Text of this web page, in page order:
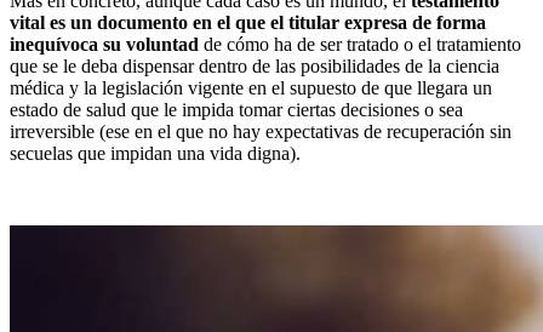
vital es un documento en el que el titular expresa de forma
inequívoca su voluntad de cómo ha de ser tratado o el tratamiento
que se le deba dispensar dentro de las posibilidades de la ciencia
médica y la legislación vigente en el supuesto de que llegara un
estado de salud que le impida tomar ciertas decisiones o sea
irreversible (ese en el que no hay expectativas de recuperación sin
secuelas que impidan una vida digna).